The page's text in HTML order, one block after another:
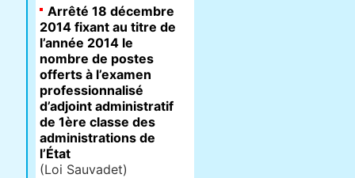
Arrêté 18 décembre
2014 fixant au titre de
l’année 2014 le
nombre de postes
offerts à l’examen
professionnalisé
d’adjoint administratif
de 1ère classe des
administrations de
l’État
(Loi Sauvadet)